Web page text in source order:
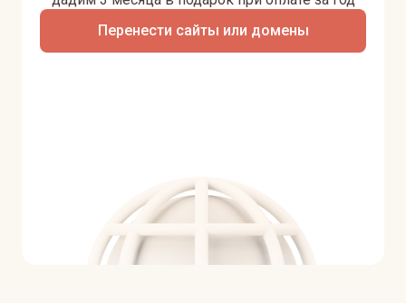
Перенести сайты или домены